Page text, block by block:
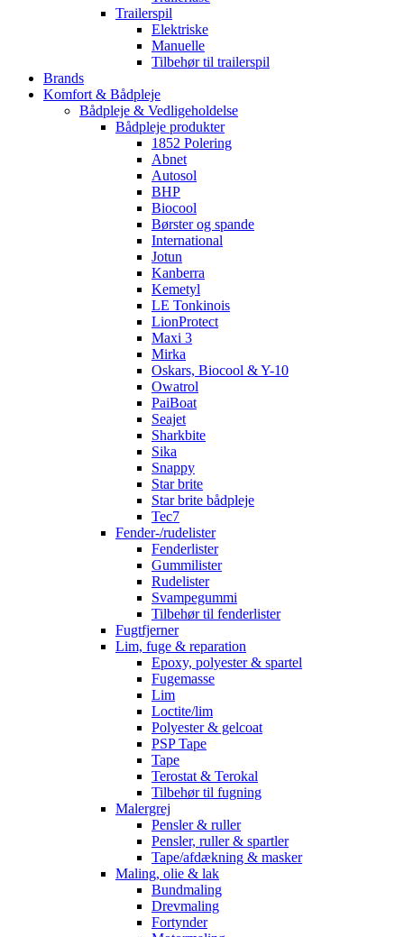
Trailerspil
Elektriske
Manuelle
Tilbehør til trailerspil
Brands
Komfort & Bådpleje
Bådpleje & Vedligeholdelse
Bådpleje produkter
1852 Polering
Abnet
Autosol
BHP
Biocool
Børster og spande
International
Jotun
Kanberra
Kemetyl
LE Tonkinois
LionProtect
Maxi 3
Mirka
Oskars, Biocool & Y-10
Owatrol
PaiBoat
Seajet
Sharkbite
Sika
Snappy
Star brite
Star brite bådpleje
Tec7
Fender-/rudelister
Fenderlister
Gummilister
Rudelister
Svampegummi
Tilbehør til fenderlister
Fugtfjerner
Lim, fuge & reparation
Epoxy, polyester & spartel
Fugemasse
Lim
Loctite/lim
Polyester & gelcoat
PSP Tape
Tape
Terostat & Terokal
Tilbehør til fugning
Malergrej
Pensler & ruller
Pensler, ruller & spartler
Tape/afdækning & masker
Maling, olie & lak
Bundmaling
Drevmaling
Fortynder